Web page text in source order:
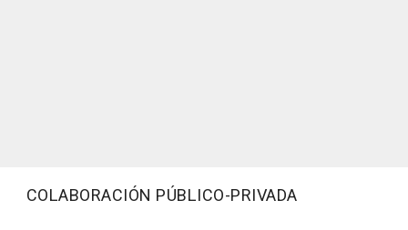
COLABORACIÓN PÚBLICO-PRIVADA